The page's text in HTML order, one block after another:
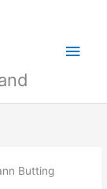
Butting